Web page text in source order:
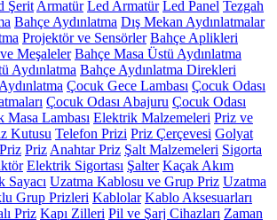
Şerit Armatür Led Armatür Led Panel Tezgah
Bahçe Aydınlatma Dış Mekan Aydınlatmalar
Projektör ve Sensörler Bahçe Aplikleri
Meşaleler Bahçe Masa Üstü Aydınlatma
Aydınlatma Bahçe Aydınlatma Direkleri
Çocuk Gece Lambası Çocuk Odası
Çocuk Odası Abajuru Çocuk Odası
Masa Lambası Elektrik Malzemeleri Priz ve
Kutusu Telefon Prizi Priz Çerçevesi Golyat
Priz Anahtar Priz Şalt Malzemeleri Sigorta
Elektrik Sigortası Şalter Kaçak Akım
Sayacı Uzatma Kablosu ve Grup Priz Uzatma
Grup Prizleri Kablolar Kablo Aksesuarları
Priz Kapı Zilleri Pil ve Şarj Cihazları Zaman